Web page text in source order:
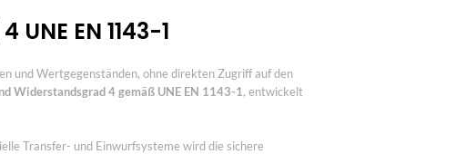
EN 1143-1
und Wertgegenständen, ohne direkten Zugriff auf den
Widerstandsgrad 4 gemäß UNE EN 1143-1, entwickelt
Transfer- und Einwurfsysteme wird die sichere